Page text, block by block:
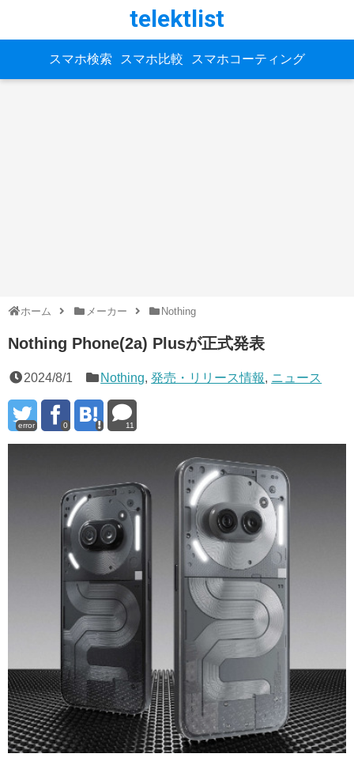
telektlist
スマホ検索 スマホ比較 スマホコーティング
ホーム メーカー Nothing
Nothing Phone(2a) Plusが正式発表
2024/8/1 Nothing,発売・リリース情報, ニュース
error 0 11